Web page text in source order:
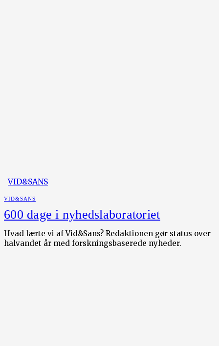
VID&SANS
VID&SANS
600 dage i nyhedslaboratoriet
Hvad lærte vi af Vid&Sans? Redaktionen gør status over
halvandet år med forskningsbaserede nyheder.